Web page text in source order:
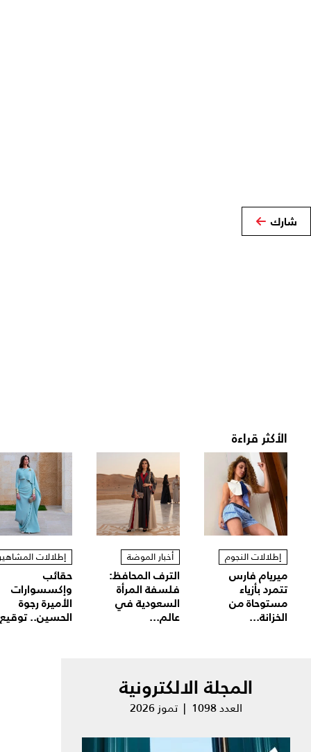
شارك
الأكثر قراءة
إطلالات النجوم
ميريام فارس
تتمرد بأزياء
مستوحاة من
الخزانة...
أخبار الموضة
الترف المحافظ:
فلسفة المرأة
السعودية في
عالم...
إطلالات
حقائب
وإكسسوارات
الأميرة رجوة
الحسين..
المجلة الالكترونية
العدد 1098 | تموز 2026